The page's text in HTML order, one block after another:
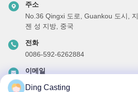
주소
No.36 Qingxi 도로, Guankou 도시,
젠 성 지방, 중국
전화
0086-592-6262884
이메일
dzivy@idzxm.cn
Ding Casting